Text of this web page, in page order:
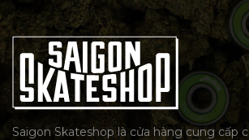
Saigon Skateshop là cửa hàng cung cấp